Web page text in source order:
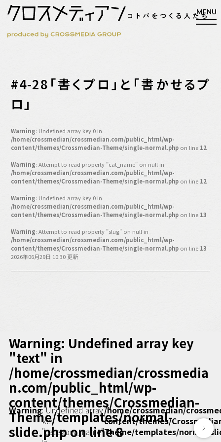
検索
マガジン
新刊ができるまで
EVENT
編集4.0
シンカケイコウホウ
バックオフィス
その他
動画
ビジネス・ブック・アカデミー
コンディショニング
編集4.0
その他
ラジオ
Podcast番組
「ビジネス・ブック・アカデミー」
Podcast番組
「小早川幸一郎の編集者で経営者」
#4-28「書くプロ」と「書かせるプ
ロ」
Warning: Undefined array key 0 in
/home/crossmedian/crossmedian.com/public_html/wp-
content/themes/Crossmedian-Theme/single-normal.php on line 12
Warning: Attempt to read property "cat_name" on null in
/home/crossmedian/crossmedian.com/public_html/wp-
content/themes/Crossmedian-Theme/single-normal.php on line 12
Warning: Undefined array key 0 in
/home/crossmedian/crossmedian.com/public_html/wp-
content/themes/Crossmedian-Theme/single-normal.php on line 13
Warning: Attempt to read property "slug" on null in
/home/crossmedian/crossmedian.com/public_html/wp-
content/themes/Crossmedian-Theme/single-normal.php on line 13
2026年06月29日 10:30 更新
Warning: Undefined array key
"text" in
/home/crossmedian/crossmedia
n.com/public_html/wp-
content/themes/Crossmedian-
Theme/templates/normal-
slide.phpon line8
Warning: Undefined array
key
"category_name"
/home/crossmedian/
content/themes/
Theme/templates/normal-